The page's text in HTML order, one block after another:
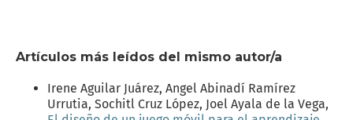
Artículos más leídos del mismo autor/a
Irene Aguilar Juárez, Angel Abinadí Ramírez
Urrutia, Sochitl Cruz López, Joel Ayala de la Vega,